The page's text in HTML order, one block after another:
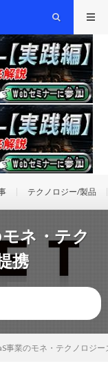
テクノロジー/製品
ネ・テク
携
事業のモネ・テクノロジ